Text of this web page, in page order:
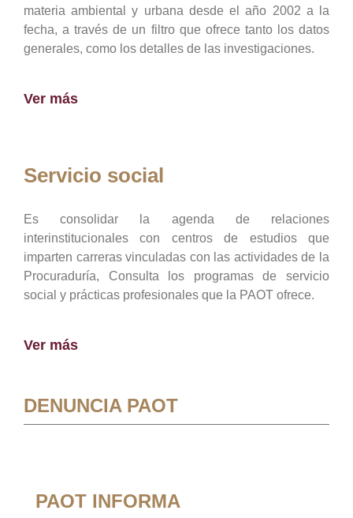
materia ambiental y urbana desde el año 2002 a la
fecha, a través de un filtro que ofrece tanto los datos
generales, como los detalles de las investigaciones.
Ver más
Servicio social
Es consolidar la agenda de relaciones
interinstitucionales con centros de estudios que
imparten carreras vinculadas con las actividades de la
Procuraduría, Consulta los programas de servicio
social y prácticas profesionales que la PAOT ofrece.
Ver más
DENUNCIA PAOT
PAOT INFORMA